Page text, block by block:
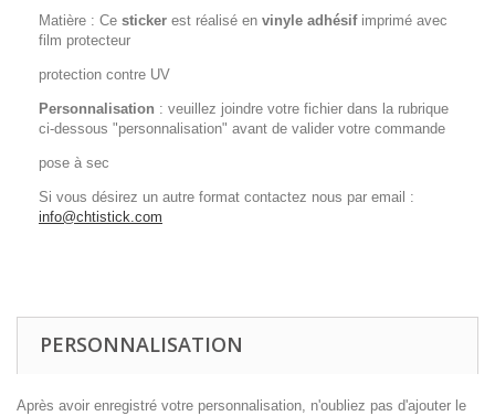
Matière : Ce sticker est réalisé en vinyle adhésifimprimé avec
film protecteur
protection contre UV
Personnalisation : veuillez joindre votre fichier dans la rubrique
ci-dessous "personnalisation" avant de valider votre commande
pose à sec
Si vous désirez un autre format contactez nous par email :
info@chtistick.com
PERSONNALISATION
Après avoir enregistré votre personnalisation, n'oubliez pas d'ajouter le